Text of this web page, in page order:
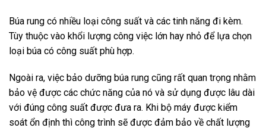
Búa rung có nhiều loại công suất và các tinh năng đi kèm.
Tùy thuộc vào khổi lượng công việc lớn hay nhỏ để lựa chọn
loại búa có công suất phù hợp.
Ngoài ra, việc bảo dưỡng búa rung cũng rất quan trọng nhằm
bảo vệ được các chức năng của nó và sử dụng được lâu dài
với đúng công suất được đưa ra. Khi bộ máy được kiểm
soát ổn định thì công trình sẽ được đảm bảo về chất lượng